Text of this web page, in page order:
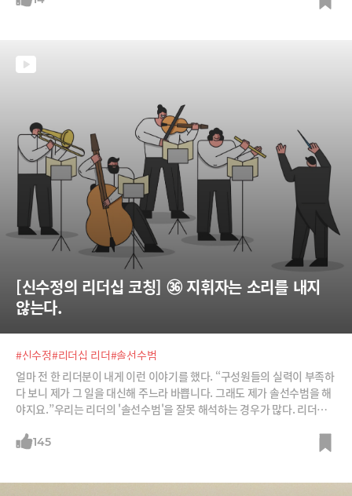
[신수정의 리더십 코칭] ㊱ 지휘자는 소리를 내지
않는다.
#신수정#리더십 리더#솔선수범
얼마 전 한 리더분이 내게 이런 이야기를 했다. “구성원들의 실력이 부족하
다 보니 제가 그 일을 대신해 주느라 바쁩니다. 그래도 제가 솔선수범을 해
야지요.”우리는 리더의 '솔선수범'을 잘못 해석하는 경우가 많다. 리더가
는 것을 솔선수범으로 여기기도 한다. 물론 팀 조직이 작은 경우나 긴급한
145